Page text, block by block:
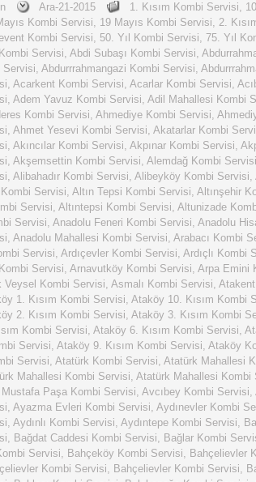
Ara-21-2015 1. Kısım Kombi Servisi,
Kombi Servisi, 19 Mayıs Kombi Servisi, 2.
Kombi Servisi, 50. Yıl Kombi Servisi, 75. Yıl
Servisi, Abdi Subaşı Kombi Servisi,
Servisi, Abdurrrahmangazi Kombi Servisi,
, Acarkent Kombi Servisi, Acarlar Kombi Servisi,
, Adem Yavuz Kombi Servisi, Adil Mahallesi Kombi
Kombi Servisi, Ahmediye Kombi Servisi,
, Ahmet Yesevi Kombi Servisi, Akatarlar Kombi
, Akıncılar Kombi Servisi, Akpınar Kombi Servisi,
, Akşemsettin Kombi Servisi, Alemdağ Kombi Servisi
, Alibahadır Kombi Servisi, Alibeyköy Kombi Servisi,
Servisi, Altın Tepsi Kombi Servisi, Altınşehir
Servisi, Altıntepsi Kombi Servisi, Altunizade
Servisi, Anadolu Feneri Kombi Servisi, Anadolu
, Anadolu Mahallesi Kombi Servisi, Arabacı Kombi
Servisi, Ardıçevler Kombi Servisi, Ardıçlı Kombi
Servisi, Arnavutköy Kombi Servisi, Arpa Emini
Veysel Kombi Servisi, Asmalı Kombi Servisi,
1. Kısım Kombi Servisi, Ataköy 10. Kısım Kombi
2. Kısım Kombi Servisi, Ataköy 3. Kısım Kombi
Kombi Servisi, Ataköy 6. Kısım Kombi Servisi,
Servisi, Ataköy 9. Kısım Kombi Servisi, Ataköy
Servisi, Atatürk Kombi Servisi, Atatürk Mahallesi
Mahallesi Kombi Servisi, Atatürk Mahallesi Kombi
Paşa Kombi Servisi, Avcıbey Kombi Servisi,
, Ayazma Evleri Kombi Servisi, Aydınevler Kombi
, Aydınlı Kombi Servisi, Aydıntepe Kombi Servisi,
, Bağdat Caddesi Kombi Servisi, Bağlar Kombi
Servisi, Bahçeköy Kombi Servisi, Bahçelievler
Kombi Servisi, Bahçelievler Kombi Servisi,